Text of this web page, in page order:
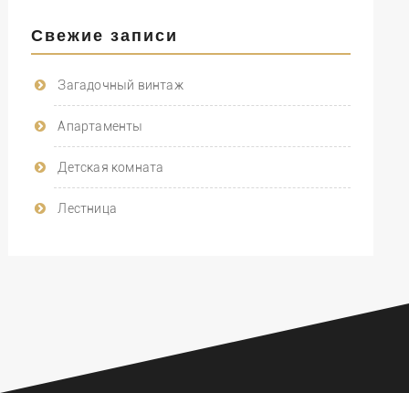
Свежие записи
Загадочный винтаж
Апартаменты
Детская комната
Лестница